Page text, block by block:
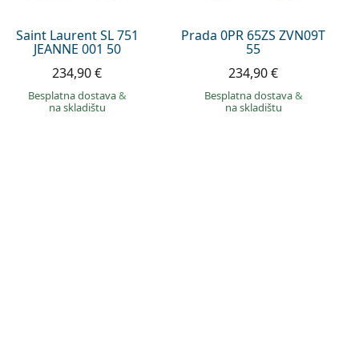
Saint Laurent SL 751
JEANNE 001 50
234,90 €
Besplatna dostava&
na skladištu
Prada 0PR 65ZS ZVN09T
55
234,90 €
Besplatna dostava&
na skladištu